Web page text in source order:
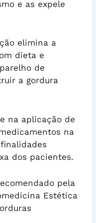
e as expele
elimina a
dieta e
de
a gordura
na aplicação de
na
dos pacientes.
pela
Estética